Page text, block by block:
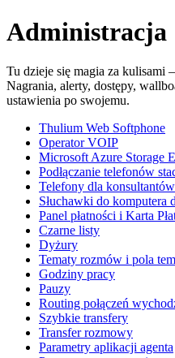
Administracja
Tu dzieje się magia za kulisami
Nagrania, alerty, dostępy,
ustawienia po swojemu.
Thulium Web Softphone
Operator VOIP
Microsoft Azure Storage
Podłączanie telefonów
Telefony dla konsultantów
Słuchawki do komputera
Panel płatności i Karta
Czarne listy
Dyżury
Tematy rozmów i pola
Godziny pracy
Pauzy
Routing połączeń
Szybkie transfery
Transfer rozmowy
Parametry aplikacji agenta